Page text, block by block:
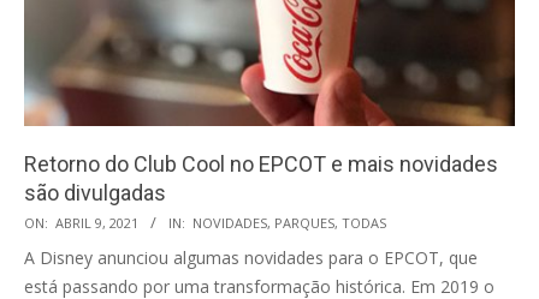
Retorno do Club Cool no EPCOT e mais novidades
são divulgadas
2021-
04-
09
ON: ABRIL 9, 2021 IN: NOVIDADES, PARQUES, TODAS
A Disney anunciou algumas novidades para o EPCOT, que
está passando por uma transformação histórica. Em 2019 o